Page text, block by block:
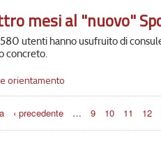
mesi al "nuovo"
utenti hanno usufruito di
concreto.
orientamento
‹ precedente … 9 10 11 12